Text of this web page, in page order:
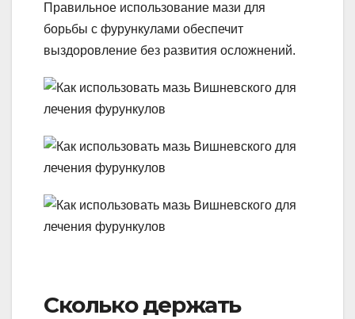
Правильное использование мази для
борьбы с фурункулами обеспечит
выздоровление без развития осложнений.
Сколько держать